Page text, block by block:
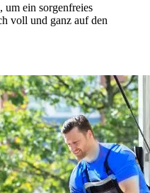
ein sorgenfreies
voll und ganz auf den